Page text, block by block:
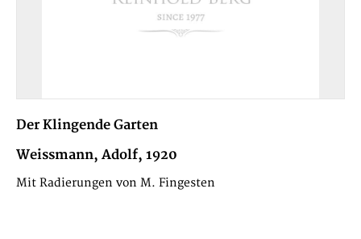
Der Klingende Garten
Weissmann, Adolf, 1920
Mit Radierungen von M. Fingesten